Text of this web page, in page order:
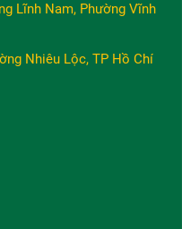
Lĩnh Nam, Phường Vĩnh
Nhiêu Lộc, TP Hồ Chí